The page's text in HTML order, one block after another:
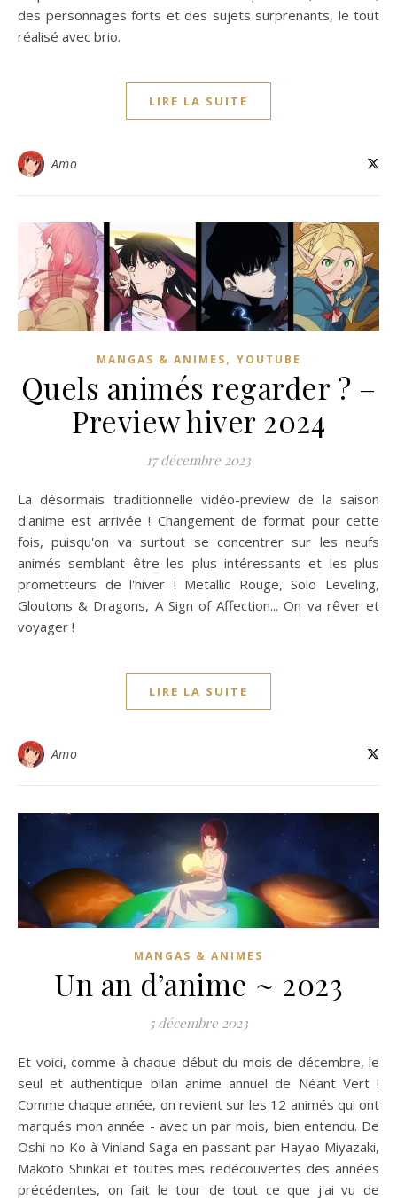
des personnages forts et des sujets surprenants, le tout
réalisé avec brio.
LIRE LA SUITE
Amo
MANGAS & ANIMES, YOUTUBE
Quels animés regarder ? –
Preview hiver 2024
17 décembre 2023
La désormais traditionnelle vidéo-preview de la saison
d'anime est arrivée ! Changement de format pour cette
fois, puisqu'on va surtout se concentrer sur les neufs
animés semblant être les plus intéressants et les plus
prometteurs de l'hiver ! Metallic Rouge, Solo Leveling,
Gloutons & Dragons, A Sign of Affection... On va rêver et
voyager !
LIRE LA SUITE
Amo
MANGAS & ANIMES
Un an d’anime ~ 2023
5 décembre 2023
Et voici, comme à chaque début du mois de décembre, le
seul et authentique bilan anime annuel de Néant Vert !
Comme chaque année, on revient sur les 12 animés qui ont
marqués mon année - avec un par mois, bien entendu. De
Oshi no Ko à Vinland Saga en passant par Hayao Miyazaki,
Makoto Shinkai et toutes mes redécouvertes des années
précédentes, on fait le tour de tout ce que j'ai vu de